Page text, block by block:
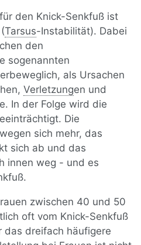
den Knick-Senkfuß ist
Tarsus-Instabilität). Dabei
den
sogenannten
als Ursachen
Verletzungen und
In der Folge wird die
Die
sich mehr, das
sich ab und das
innen weg - und es
zwischen 40 und 50
oft vom Knick-Senkfuß
das dreifach häufigere